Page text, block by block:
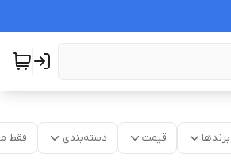
برندها قیمت دسته‌بندی فقط